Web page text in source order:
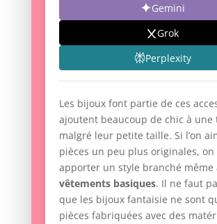
Gemini
Grok
Perplexity
Les bijoux font partie de ces
ajoutent beaucoup de chic à une
malgré leur petite taille. Si l’on
pièces un peu plus originales,
apporter un style branché même
vêtements basiques. Il ne faut
que les bijoux fantaisie ne sont
pièces fabriquées avec des